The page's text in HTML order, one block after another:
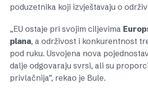
poduzetnika koji izvještavaju o
„EU ostaje pri svojim ciljevima
plana, a održivost i konkurentnost
pod ruku. Usvojena nova
dalje odgovaraju svrsi, ali su
privlačnija”, rekao je Bule.